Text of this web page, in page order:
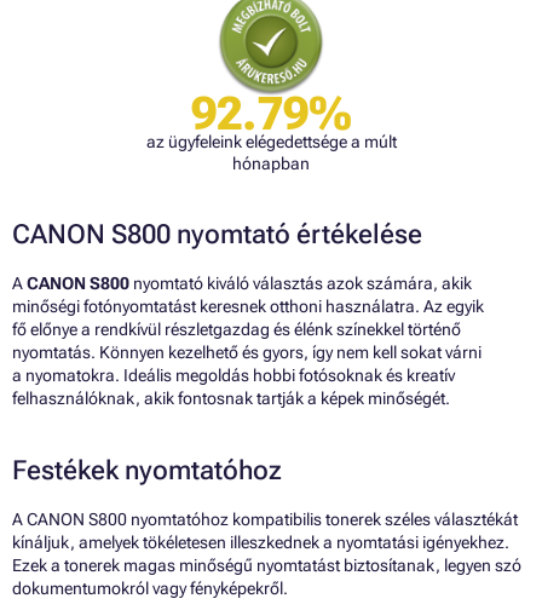
92.79%
az ügyfeleink elégedettsége a múlt
hónapban
CANON S800 nyomtató értékelése
ACANON S800 nyomtató kiváló választás azok számára, akik
minőségi fotónyomtatást keresnek otthoni használatra. Az egyik
fő előnye a rendkívül részletgazdag és élénk színekkel történő
nyomtatás. Könnyen kezelhető és gyors, így nem kell sokat várni
a nyomatokra. Ideális megoldás hobbi fotósoknak és kreatív
felhasználóknak, akik fontosnak tartják a képek minőségét.
Festékek nyomtatóhoz
A CANON S800 nyomtatóhoz kompatibilis tonerek széles választékát
kínáljuk, amelyek tökéletesen illeszkednek a nyomtatási igényekhez.
Ezek a tonerek magas minőségű nyomtatást biztosítanak, legyen szó
dokumentumokról vagy fényképekről.